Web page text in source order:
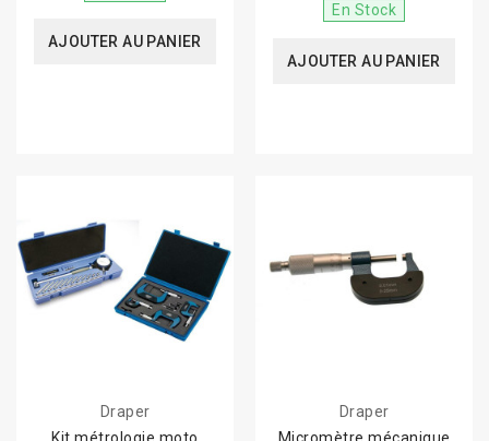
AJOUTER AU PANIER
En Stock
AJOUTER AU PANIER
Draper
Draper